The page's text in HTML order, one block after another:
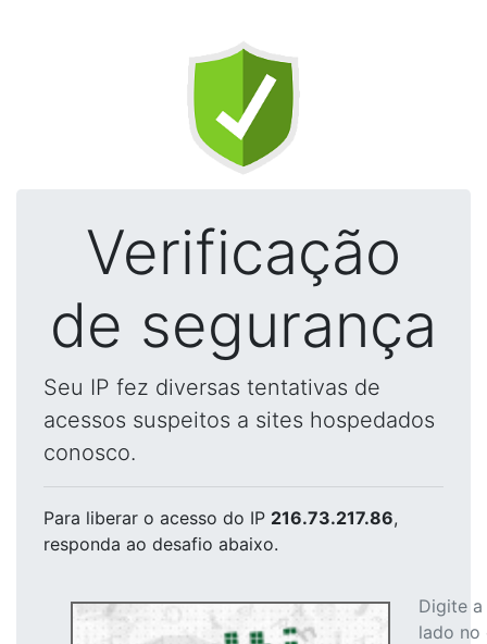
Verificação
de segurança
Seu IP fez diversas tentativas de
acessos suspeitos a sites hospedados
conosco.
Para liberar o acesso do IP 216.73.217.86,
responda ao desafio abaixo.
Digite
lado no